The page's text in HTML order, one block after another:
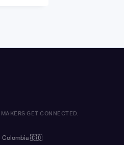
GET CONNECTED.
Colombia 🇨🇴